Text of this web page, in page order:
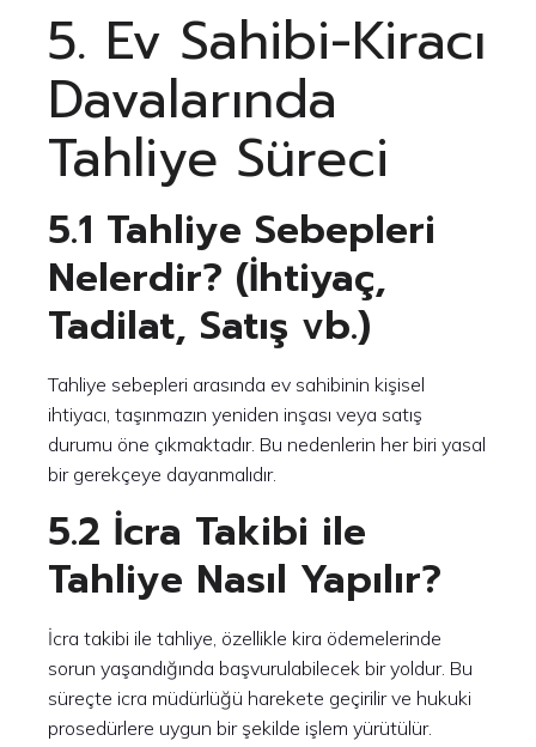
5. Ev Sahibi-Kiracı
Davalarında
Tahliye Süreci
5.1 Tahliye Sebepleri
Nelerdir? (İhtiyaç,
Tadilat, Satış vb.)
Tahliye sebepleri arasında ev sahibinin kişisel
ihtiyacı, taşınmazın yeniden inşası veya satış
durumu öne çıkmaktadır. Bu nedenlerin her biri yasal
bir gerekçeye dayanmalıdır.
5.2 İcra Takibi ile
Tahliye Nasıl Yapılır?
İcra takibi ile tahliye, özellikle kira ödemelerinde
sorun yaşandığında başvurulabilecek bir yoldur. Bu
süreçte icra müdürlüğü harekete geçirilir ve hukuki
prosedürlere uygun bir şekilde işlem yürütülür.